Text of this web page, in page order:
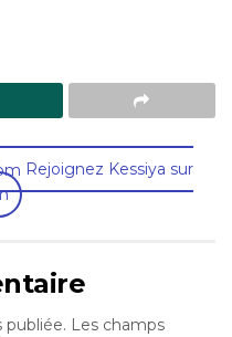
Rejoignez Kessiya sur
publiée. Les champs